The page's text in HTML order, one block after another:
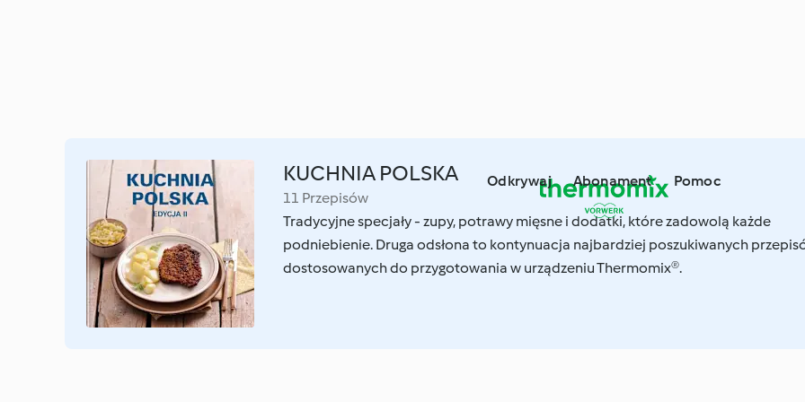
Odkrywaj Abonament Pomoc
KUCHNIA POLSKA
11 Przepisów
Tradycyjne specjały - zupy, potrawy mięsne i dodatki, które zadowolą każde
podniebienie. Druga odsłona to kontynuacja najbardziej poszukiwanych
dostosowanych do przygotowania w urządzeniu Thermomix®.